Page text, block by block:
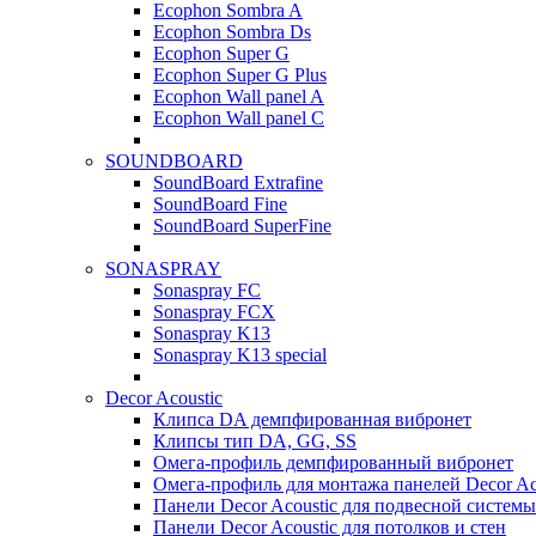
Ecophon Sombra A
Ecophon Sombra Ds
Ecophon Super G
Ecophon Super G Plus
Ecophon Wall panel A
Ecophon Wall panel C
SOUNDBOARD
SoundBoard Extrafine
SoundBoard Fine
SoundBoard SuperFine
SONASPRAY
Sonaspray FC
Sonaspray FCX
Sonaspray K13
Sonaspray K13 special
Decor Acoustic
Клипса DA демпфированная вибронет
Клипсы тип DA, GG, SS
Омега-профиль демпфированный вибронет
Омега-профиль для монтажа панелей Decor
Панели Decor Acoustic для подвесной системы
Панели Decor Acoustic для потолков и стен